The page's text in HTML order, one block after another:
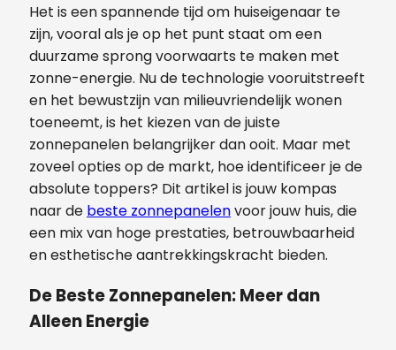
Het is een spannende tijd om huiseigenaar te
zijn, vooral als je op het punt staat om een
duurzame sprong voorwaarts te maken met
zonne-energie. Nu de technologie vooruitstreeft
en het bewustzijn van milieuvriendelijk wonen
toeneemt, is het kiezen van de juiste
zonnepanelen belangrijker dan ooit. Maar met
zoveel opties op de markt, hoe identificeer je de
absolute toppers? Dit artikel is jouw kompas
naar de beste zonnepanelenvoor jouw huis, die
een mix van hoge prestaties, betrouwbaarheid
en esthetische aantrekkingskracht bieden.
De Beste Zonnepanelen: Meer dan
Alleen Energie